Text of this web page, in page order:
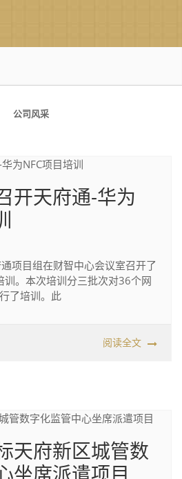
公司风采
开天府通-华为
项目组在财智中心会议室召开了
训。本次培训分三批次对36个网
了培训。此
阅读全文
天府新区城管数
坐席派遣项目